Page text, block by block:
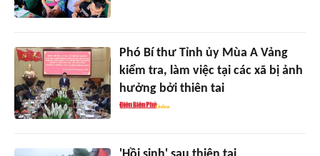
Phó Bí thư Tỉnh ủy Mùa A Vảng
kiểm tra, làm việc tại các xã bị ảnh
hưởng bởi thiên tai